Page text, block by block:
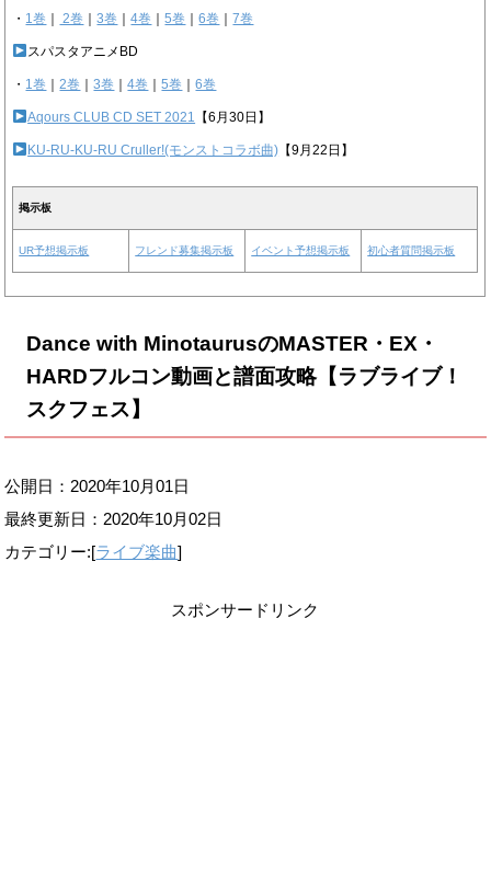
・ 1巻 2巻 ｜3巻 ｜4巻 ｜5巻 ｜6巻 ｜7巻
スパスタアニメBD
・ 1巻 ｜2巻 ｜3巻 ｜4巻 ｜5巻 ｜6巻
Aqours CLUB CD SET 2021 【6月30日】
KU-RU-KU-RU Cruller!(モンストコラボ曲) 【9月22日】
掲示板
UR予想掲示板 フレンド募集掲示板 イベント予想掲示板 初心者質問掲示板
Dance with MinotaurusのMASTER・EX・
HARDフルコン動画と譜面攻略【ラブライブ！
スクフェス】
公開日：2020年10月01日
最終更新日： 2020年10月02日
カテゴリー:[ライブ楽曲]
スポンサードリンク